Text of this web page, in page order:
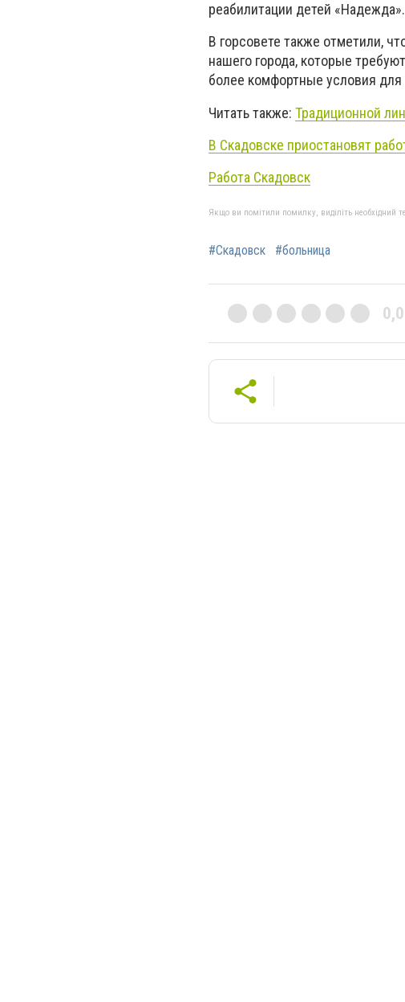
реабилитации детей «Надежда».
В горсовете также отметили,
нашего города, которые
более комфортные условия для
Читать также: Традиционной
В Скадовске приостановят
Работа Cкадовск
Якщо ви помітили помилку, виділіть необхідний
#Скадовск #больница
0,0